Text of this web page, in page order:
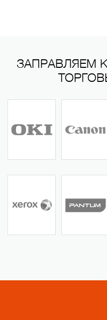
ЗАПРАВЛЯЕМ